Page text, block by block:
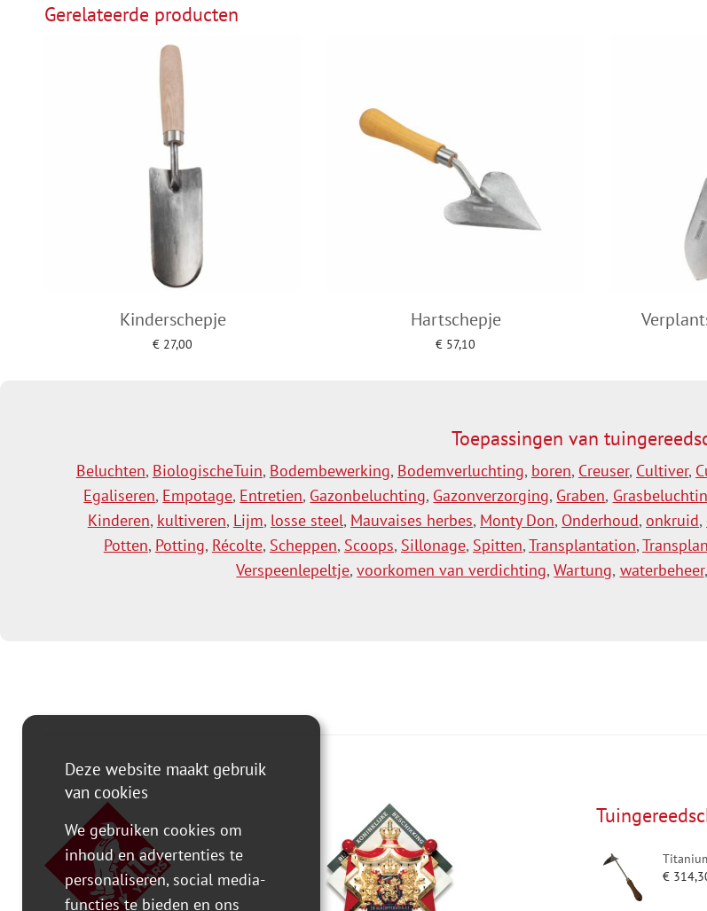
Gerelateerde producten
Kinderschepje
€ 27,00
Hartschepje
€ 57,10
Toepassingen van
Beluchten, BiologischeTuin, Bodembewerking, Bodemverluchting, boren, Creuser, Cultiver,
Egaliseren, Empotage, Entretien, Gazonbeluchting, Gazonverzorging, Graben,
Kinderen, kultiveren, Lijm, losse steel, Mauvaises herbes, Monty Don, Onderhoud, onkruid,
Potten, Potting, Récolte, Scheppen, Scoops, Sillonage, Spitten,Transplantation,
Verspeenlepeltje,voorkomen van verdichting,Wartung, waterbeheer,
€
Deze website maakt gebruik
van cookies
We gebruiken cookies om
inhoud en advertenties te
personaliseren, social media-
functies te bieden en ons